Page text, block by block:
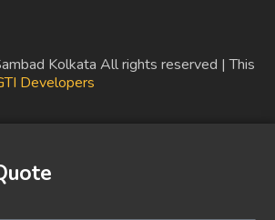
Kolkata All rights reserved | This
Developers